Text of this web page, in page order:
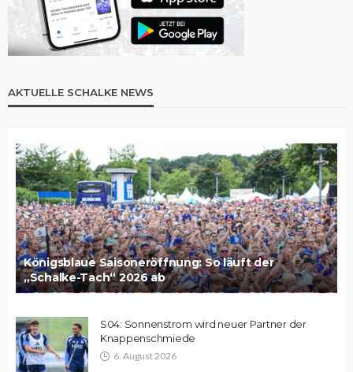
AKTUELLE SCHALKE NEWS
Königsblaue Saisoneröffnung: So läuft der
„Schalke-Tach“ 2026 ab
S04: Sonnenstrom wird neuer Partner der
Knappenschmiede
6. August 2026